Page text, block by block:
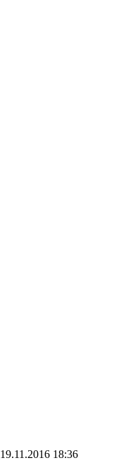
19.11.2016 18:36